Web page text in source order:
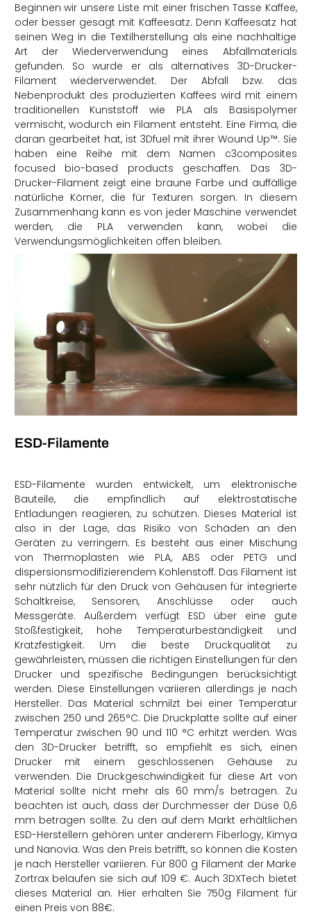
Beginnen wir unsere Liste mit einer frischen Tasse Kaffee,
oder besser gesagt mit Kaffeesatz. Denn Kaffeesatz hat
seinen Weg in die Textilherstellung als eine nachhaltige
Art der Wiederverwendung eines Abfallmaterials
gefunden. So wurde er als alternatives 3D-Drucker-
Filament wiederverwendet. Der Abfall bzw. das
Nebenprodukt des produzierten Kaffees wird mit einem
traditionellen Kunststoff wie PLA als Basispolymer
vermischt, wodurch ein Filament entsteht. Eine Firma, die
daran gearbeitet hat, ist 3Dfuel mit ihrer Wound Up™. Sie
haben eine Reihe mit dem Namen c3composites
focused bio-based products geschaffen. Das 3D-
Drucker-Filament zeigt eine braune Farbe und auffällige
natürliche Körner, die für Texturen sorgen. In diesem
Zusammenhang kann es von jeder Maschine verwendet
werden, die PLA verwenden kann, wobei die
Verwendungsmöglichkeiten offen bleiben.
ESD-Filamente
ESD-Filamente wurden entwickelt, um elektronische
Bauteile, die empfindlich auf elektrostatische
Entladungen reagieren, zu schützen. Dieses Material ist
also in der Lage, das Risiko von Schäden an den
Geräten zu verringern. Es besteht aus einer Mischung
von Thermoplasten wie PLA, ABS oder PETG und
dispersionsmodifizierendem Kohlenstoff. Das Filament ist
sehr nützlich für den Druck von Gehäusen für integrierte
Schaltkreise, Sensoren, Anschlüsse oder auch
Messgeräte. Außerdem verfügt ESD über eine gute
Stoßfestigkeit, hohe Temperaturbeständigkeit und
Kratzfestigkeit. Um die beste Druckqualität zu
gewährleisten, müssen die richtigen Einstellungen für den
Drucker und spezifische Bedingungen berücksichtigt
werden. Diese Einstellungen variieren allerdings je nach
Hersteller. Das Material schmilzt bei einer Temperatur
zwischen 250 und 265°C. Die Druckplatte sollte auf einer
Temperatur zwischen 90 und 110 °C erhitzt werden. Was
den 3D-Drucker betrifft, so empfiehlt es sich, einen
Drucker mit einem geschlossenen Gehäuse zu
verwenden. Die Druckgeschwindigkeit für diese Art von
Material sollte nicht mehr als 60 mm/s betragen. Zu
beachten ist auch, dass der Durchmesser der Düse 0,6
mm betragen sollte. Zu den auf dem Markt erhältlichen
ESD-Herstellern gehören unter anderem Fiberlogy, Kimya
und Nanovia. Was den Preis betrifft, so können die Kosten
je nach Hersteller variieren. Für 800 g Filament der Marke
Zortrax belaufen sie sich auf 109 €. Auch 3DXTech bietet
dieses Material an. Hier erhalten Sie 750g Filament für
einen Preis von 88€.